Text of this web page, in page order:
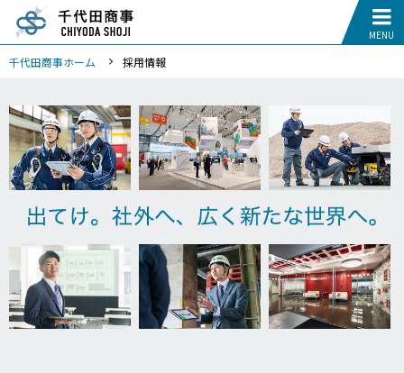
千代田商事ホーム 採用情報